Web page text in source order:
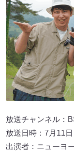
放送チャンネル：
放送日時：7月11
出演者：ニューヨ